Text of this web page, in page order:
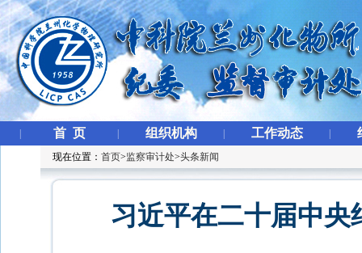
首 页 组织机构 工作动态
现在位置： 首页>监察审计处>头条新闻
习近平在二十届中